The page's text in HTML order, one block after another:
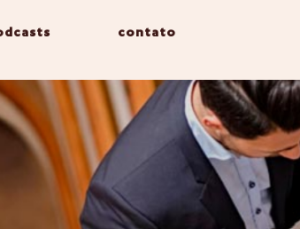
contato